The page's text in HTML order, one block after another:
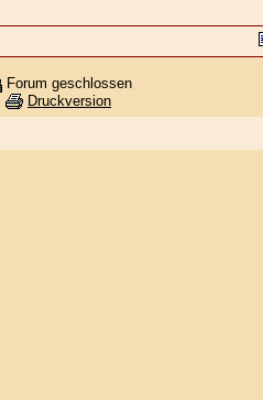
Forum geschlossen
Druckversion